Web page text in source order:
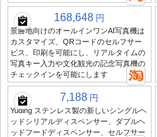
168,648 円
景勝地向けのオールインワンAI写真機は
カスタマイズ、QRコードのセルフサー
ビス、印刷を可能にし、リアルタイムの
写真キー入力や文化観光の記念写真機の
チェックインを可能にします
7,188 円
Yuding ステンレス製の新しいシングルヘ
ッドシリアルディスペンサー、ダブルヘ
ッドフードディスペンサー、セルフサー